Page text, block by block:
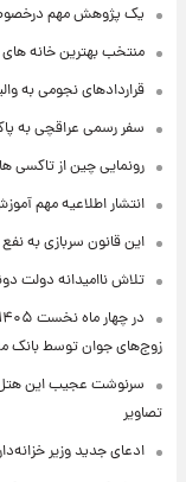
یک پژوهش مهم درخصوص
منتخب بهترین خانه
قراردادهای نجومی به
سفر رسمی عراقچی به
رونمایی چین از تاکسی
انتشار اطلاعیه مهم
این قانون سربازی به
تلاش ناامیدانه‌ دولت
زوج‌های جوان توسط بانک
سرنوشت عجیب این هتل
تصاویر
ادعای جدید وزیر